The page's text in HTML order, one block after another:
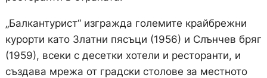
„Балкантурист“ изгражда големите крайбрежни
курорти като Златни пясъци (1956) и Слънчев бряг
(1959), всеки с десетки хотели и ресторанти, и
създава мрежа от градски столове за местното